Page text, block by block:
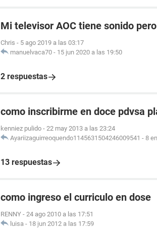
Mi televisor AOC tiene sonido
Chris - 5 ago 2019 a las 03:17
manuelvaca70 - 15 jun 2020 a las 19:50
2 respuestas
como inscribirme en doce pdvsa
kenniez pulido - 22 may 2013 a las 23:24
Ayariizaguirreoquendo1145631504246009541 - 8
13 respuestas
como ingreso el curriculo en dose
RENNY - 24 ago 2010 a las 17:51
luisa - 18 jun 2012 a las 17:59